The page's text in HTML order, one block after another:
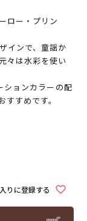
ロー・プリン
インで、童謡か
々は水彩を使い
ションカラーの配
すめです。
りに登録する